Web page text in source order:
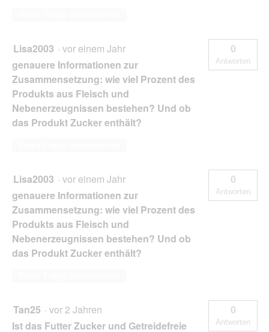
Lisa2003 · vor einem Jahr
genauere Informationen zur
Zusammensetzung: wie viel Prozent des
Produkts aus Fleisch und
Nebenerzeugnissen bestehen? Und ob
das Produkt Zucker enthält?
0
Antworten
Lisa2003 · vor einem Jahr
genauere Informationen zur
Zusammensetzung: wie viel Prozent des
Produkts aus Fleisch und
Nebenerzeugnissen bestehen? Und ob
das Produkt Zucker enthält?
0
Antworten
Tan25 · vor 2 Jahren
Ist das Futter Zucker und Getreidefreie
0
Antworten